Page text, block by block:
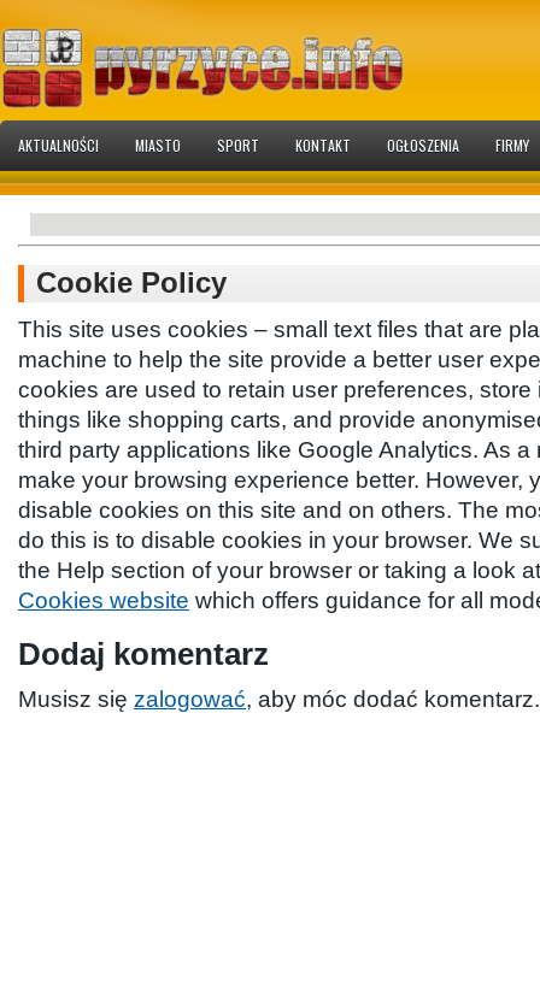
AKTUALNOŚCI MIASTO SPORT KONTAKT OGŁOSZENIA FIRMY
Cookie Policy
This site uses cookies – small text files that are
machine to help the site provide a better user
cookies are used to retain user preferences, store
things like shopping carts, and provide
third party applications like Google Analytics. As a
make your browsing experience better. However,
disable cookies on this site and on others. The
do this is to disable cookies in your browser. We
the Help section of your browser or taking a look
Cookies website which offers guidance for all
Dodaj komentarz
Musisz się zalogować, aby móc dodać komentarz.